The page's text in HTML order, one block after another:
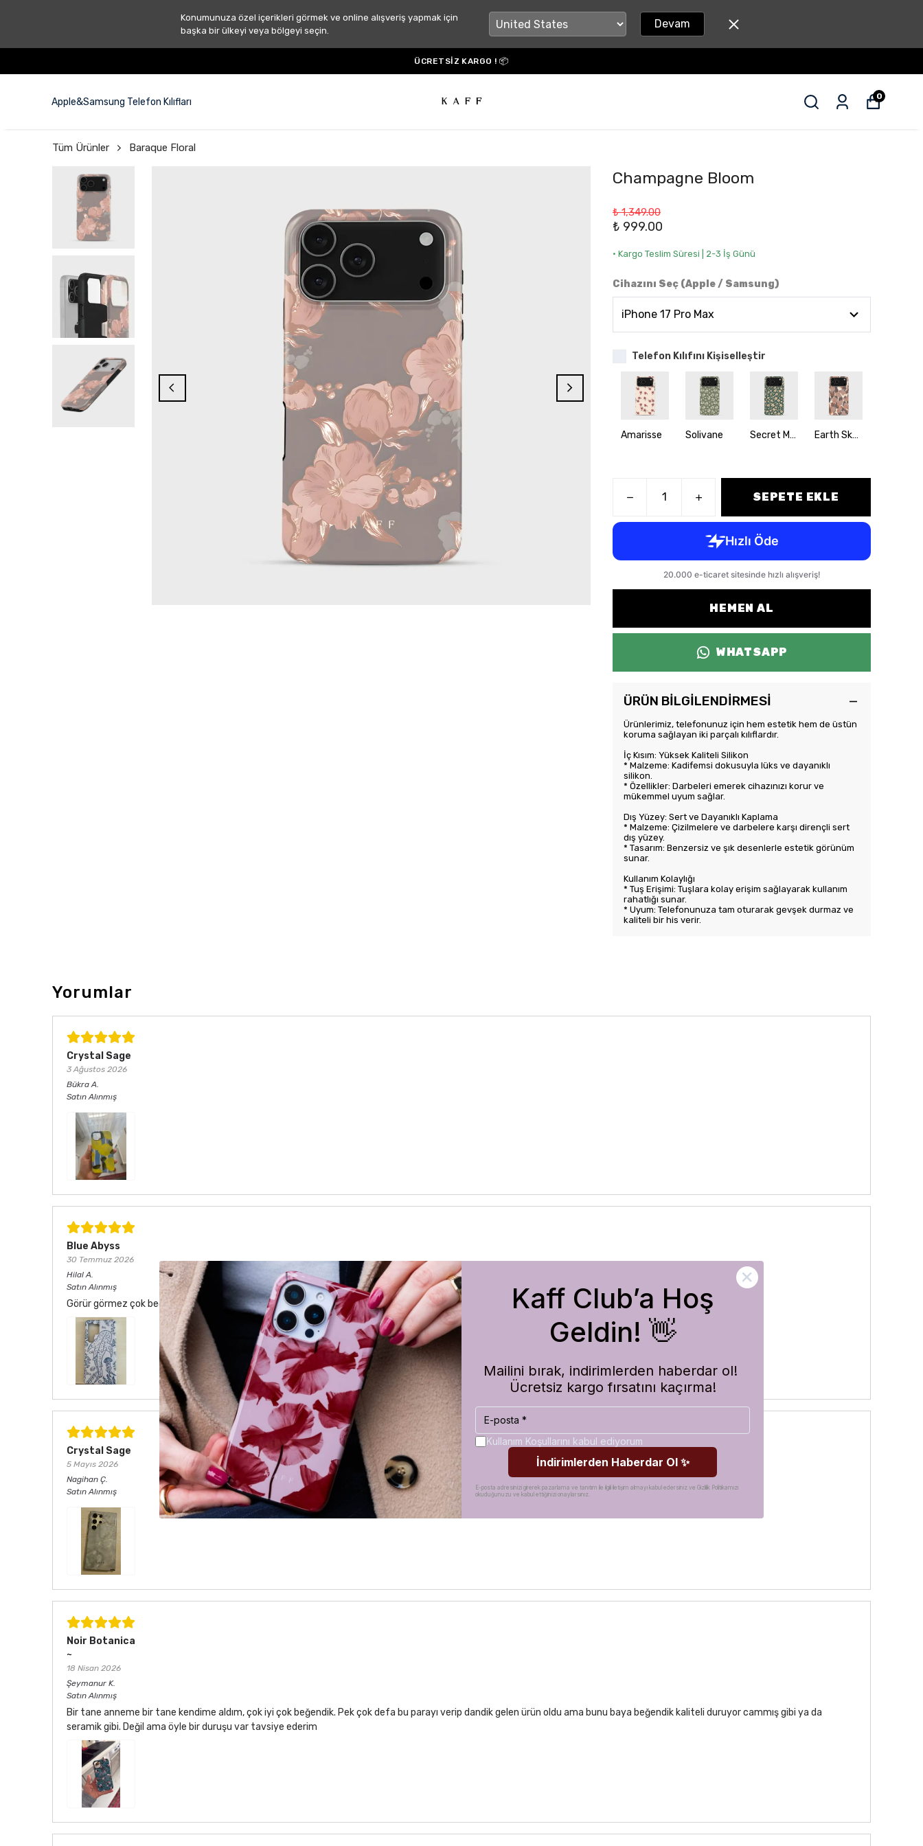
Konumunuza özel içerikleri görmek ve online alışveriş yapmak için
başka bir ülkeyi veya bölgeyi seçin.
Devam
ÜCRETSİZ KARGO ! 📦
Apple&Samsung Telefon Kılıfları 0
Tüm Ürünler Baraque Floral
Champagne Bloom
₺ 1,349.00
₺ 999.00
• Kargo Teslim Süresi | 2-3 İş Günü
Cihazını Seç (Apple / Samsung)
Telefon Kılıfını Kişiselleştir
Elyndra Rose Amarisse Solivane Secret Meadow Earth Sketch
SEPETE EKLE
HEMEN AL
WHATSAPP
ÜRÜN BİLGİLENDİRMESİ
Ürünlerimiz, telefonunuz için hem estetik hem de üstün
koruma sağlayan iki parçalı kılıflardır.
İç Kısım: Yüksek Kaliteli Silikon
* Malzeme: Kadifemsi dokusuyla lüks ve dayanıklı
silikon.
* Özellikler: Darbeleri emerek cihazınızı korur ve
mükemmel uyum sağlar.
Dış Yüzey: Sert ve Dayanıklı Kaplama
* Malzeme: Çizilmelere ve darbelere karşı dirençli sert
dış yüzey.
* Tasarım: Benzersiz ve şık desenlerle estetik görünüm
sunar.
Kullanım Kolaylığı
* Tuş Erişimi: Tuşlara kolay erişim sağlayarak kullanım
rahatlığı sunar.
* Uyum: Telefonunuza tam oturarak gevşek durmaz ve
kaliteli bir his verir.
Yorumlar
Crystal Sage
3 Ağustos 2026
Bükra A.
Satın Alınmış
Blue Abyss
30 Temmuz 2026
Hilal A.
Satın Alınmış
Görür görmez çok beğendim. Hem desen olarak çok şık hem de koruma olarak çok güvenilir. Ayrıca hızlı kargolama için teşekkürler
Crystal Sage
5 Mayıs 2026
Nagihan Ç.
Satın Alınmış
Noir Botanica
~
18 Nisan 2026
Şeymanur K.
Satın Alınmış
Bir tane anneme bir tane kendime aldım, çok iyi çok beğendik. Pek çok defa bu parayı verip dandik gelen ürün oldu ama bunu baya beğendik kaliteli duruyor cammış gibi ya da
seramik gibi. Değil ama öyle bir duruşu var tavsiye ederim
Kaff Club’a Hoş
Geldin! 👋
Mailini bırak, indirimlerden haberdar ol!
Ücretsiz kargo fırsatını kaçırma!
Kullanım Koşullarını kabul ediyorum
İndirimlerden Haberdar Ol ✨
E-posta adresinizi girerek pazarlama ve tanıtım ile ilgili iletişim almayı kabul edersiniz ve Gizlilik Politikamızı
okuduğunuzu ve kabul ettiğinizi onaylarsınız.